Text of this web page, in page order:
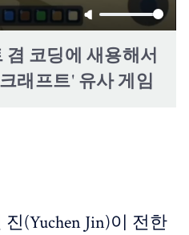
겸 코딩에 새용해서
래프트' 유사 게임
진(Yuchen Jin)이 전한